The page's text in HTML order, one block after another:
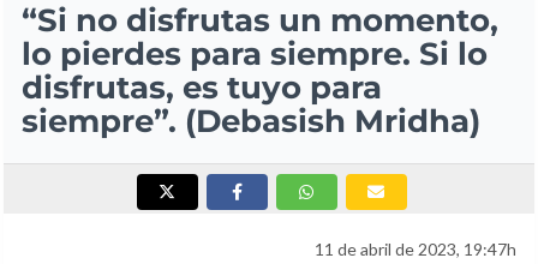
“Si no disfrutas un momento,
lo pierdes para siempre. Si lo
disfrutas, es tuyo para
siempre”. (Debasish Mridha)
11 de abril de 2023, 19:47h